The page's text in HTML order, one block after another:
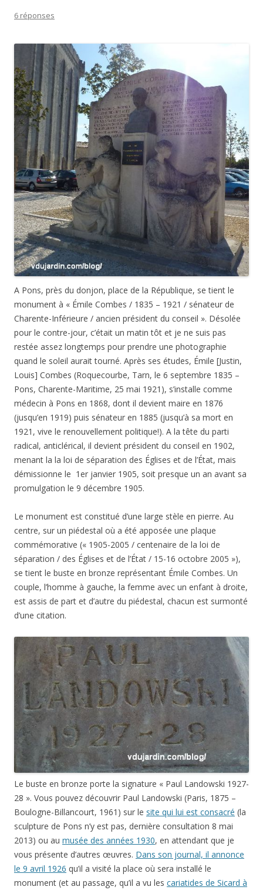
6 réponses
A Pons, près du donjon, place de la République, se tient le
monument à « Émile Combes / 1835 – 1921 / sénateur de
Charente-Inférieure / ancien président du conseil ». Désolée
pour le contre-jour, c’était un matin tôt et je ne suis pas
restée assez longtemps pour prendre une photographie
quand le soleil aurait tourné. Après ses études, Émile [Justin,
Louis] Combes (Roquecourbe, Tarn, le 6 septembre 1835 –
Pons, Charente-Maritime, 25 mai 1921), s’installe comme
médecin à Pons en 1868, dont il devient maire en 1876
(jusqu’en 1919) puis sénateur en 1885 (jusqu’à sa mort en
1921, vive le renouvellement politique!). A la tête du parti
radical, anticlérical, il devient président du conseil en 1902,
menant la la loi de séparation des Églises et de l’État, mais
démissionne le 1er janvier 1905, soit presque un an avant sa
promulgation le 9 décembre 1905.
Le monument est constitué d’une large stèle en pierre. Au
centre, sur un piédestal où a été apposée une plaque
commémorative (« 1905-2005 / centenaire de la loi de
séparation / des Églises et de l’État / 15-16 octobre 2005 »),
se tient le buste en bronze représentant Émile Combes. Un
couple, l’homme à gauche, la femme avec un enfant à droite,
est assis de part et d’autre du piédestal, chacun est surmonté
d’une citation.
Le buste en bronze porte la signature « Paul Landowski 1927-
28 ». Vous pouvez découvrir Paul Landowski (Paris, 1875 –
Boulogne-Billancourt, 1961) sur le site qui lui est consacré (la
sculpture de Pons n’y est pas, dernière consultation 8 mai
2013) ou au musée des années 1930, en attendant que je
vous présente d’autres œuvres. Dans son journal, il annonce
le 9 avril 1926 qu’il a visité la place où sera installé le
monument (et au passage, qu’il a vu les cariatides de Sicard à